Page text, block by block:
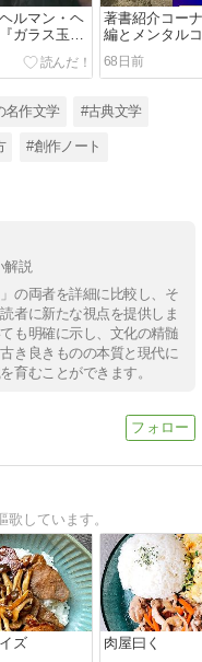
ルマン・ヘ
ガラス玉演
｜文化の統
演戯がここ
著書紹介コー
編とメンタル
68日前
名作文学 #古典文学
#創作ノート
解説
の両者を詳細に比較し、そ
者に新たな視点を提供しま
も明確に示し、文化の精髄
き良きものの本質と現代に
育むことができます。
しています。
ズ 肉屋曰く